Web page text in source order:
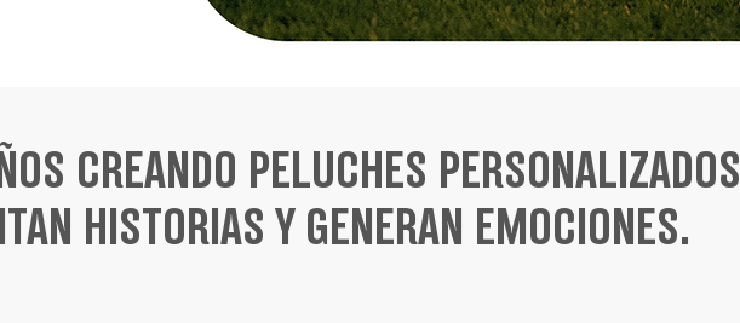
CREANDO PELUCHES PERSONALIZADOS
HISTORIAS Y GENERAN EMOCIONES.